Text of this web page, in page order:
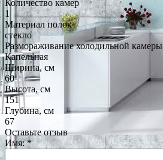
Количество камер
1
Материал полок
стекло
Размораживание холодильной камеры
Капельная
Ширина, см
60
Высота, см
151
Глубина, см
67
Оставьте отзыв
Имя:*